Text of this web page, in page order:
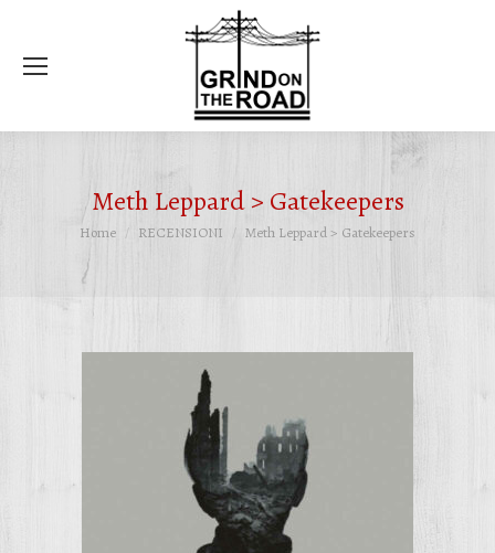
Meth Leppard > Gatekeepers
Tu sei qui:
Home RECENSIONI Meth Leppard > Gatekeepers